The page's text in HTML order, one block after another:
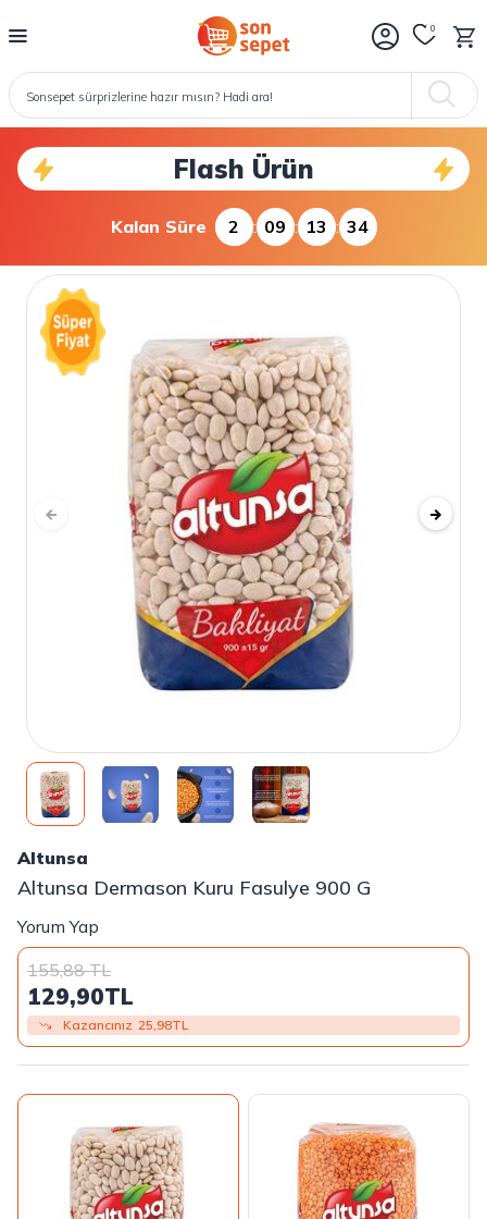
0
Flash Ürün
Kalan Süre 2 : 09 : 13 : 34
Altunsa
Altunsa Dermason Kuru Fasulye 900 G
Yorum Yap
155,88TL
129,90TL
Kazancınız 25,98TL